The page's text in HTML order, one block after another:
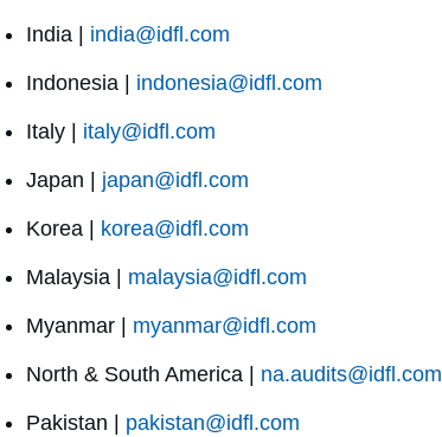
India | india@idfl.com
Indonesia | indonesia@idfl.com
Italy | italy@idfl.com
Japan | japan@idfl.com
Korea | korea@idfl.com
Malaysia | malaysia@idfl.com
Myanmar | myanmar@idfl.com
North & South America | na.audits@idfl.com
Pakistan | pakistan@idfl.com